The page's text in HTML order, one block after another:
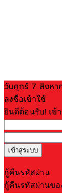
วันศุกร์ 7 สิงห
ลงชื่อเข้าใช้
ยินดีต้อนรับ! เ
กู้คืนรหัสผ่าน
กู้คืนรหัสผ่านข